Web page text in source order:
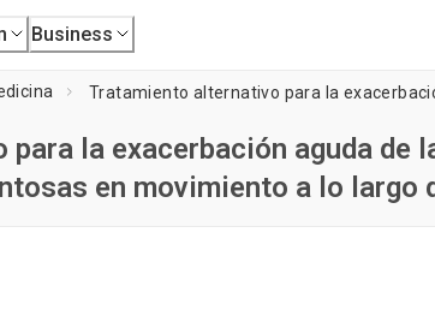
Business
la exacerbación aguda de
en movimiento a lo largo